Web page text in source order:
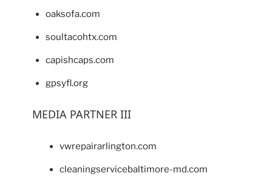
oaksofa.com
soultacohtx.com
capishcaps.com
gpsyfl.org
MEDIA PARTNER III
vwrepairarlington.com
cleaningservicebaltimore-md.com